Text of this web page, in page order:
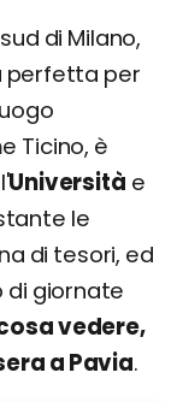
di Milano,
perfetta per
Ticino, è
Università e
le
di tesori, ed
di giornate
vedere,
a Pavia.